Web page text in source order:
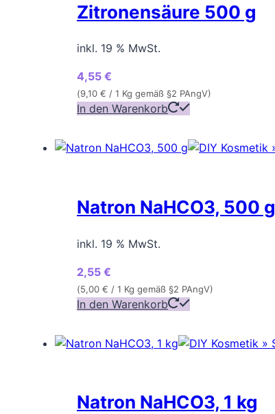
Zitronensäure 500 g
inkl. 19 % MwSt.
4,55 €
(9,10 € / 1 Kg gemäß §2 PAngV)
In den Warenkorb
Natron NaHCO3, 500 g
inkl. 19 % MwSt.
2,55 €
(5,00 € / 1 Kg gemäß §2 PAngV)
In den Warenkorb
Natron NaHCO3, 1 kg